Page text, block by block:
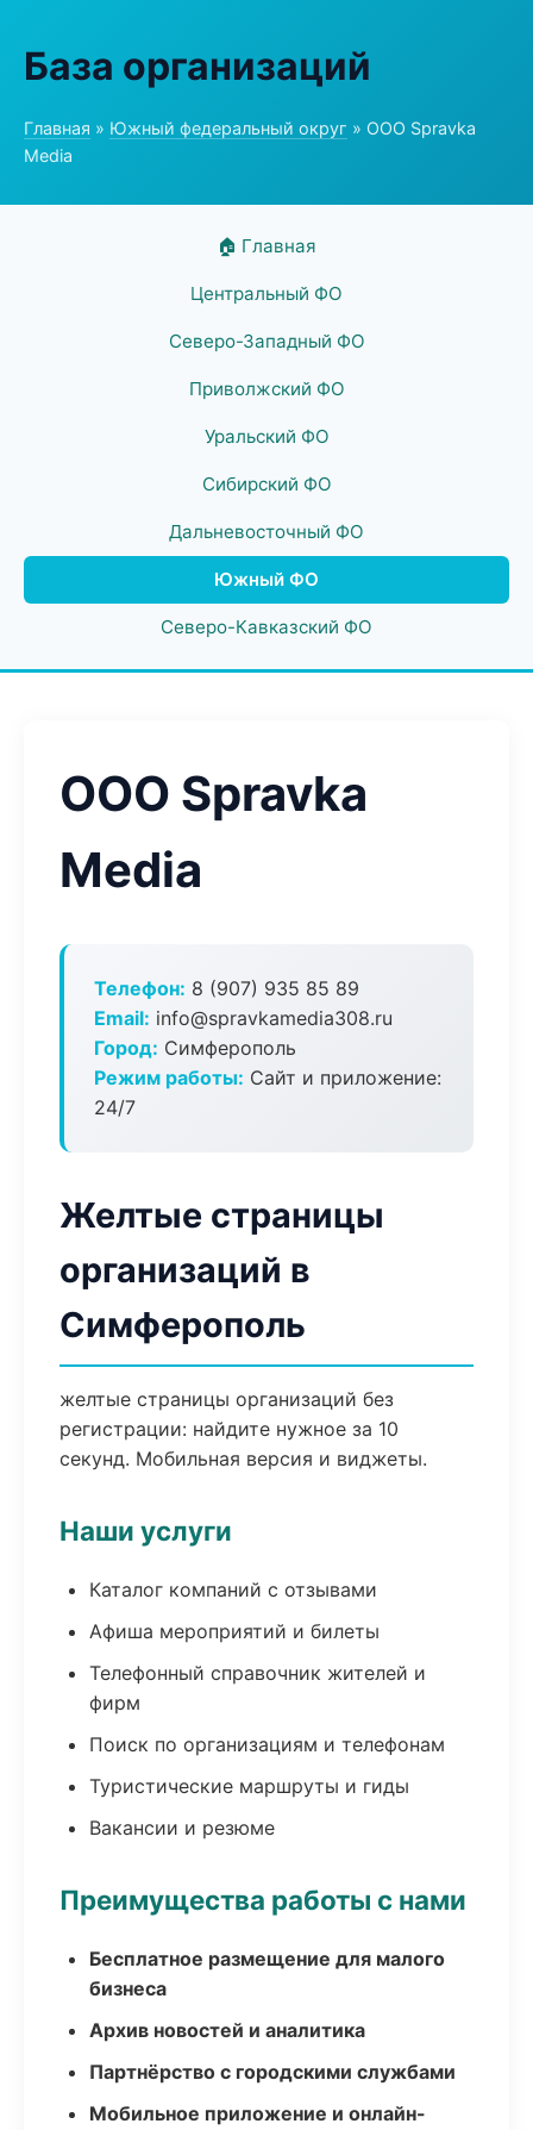
База организаций
Главная » Южный федеральный округ » ООО Spravka
Media
🏠 Главная
Центральный ФО
Северо-Западный ФО
Приволжский ФО
Уральский ФО
Сибирский ФО
Дальневосточный ФО
Южный ФО
Северо-Кавказский ФО
ООО Spravka
Media
Телефон: 8 (907) 935 85 89
Email: info@spravkamedia308.ru
Город: Симферополь
Режим работы: Сайт и приложение:
24/7
Желтые страницы
организаций в
Симферополь
желтые страницы организаций без
регистрации: найдите нужное за 10
секунд. Мобильная версия и виджеты.
Наши услуги
Каталог компаний с отзывами
Афиша мероприятий и билеты
Телефонный справочник жителей и
фирм
Поиск по организациям и телефонам
Туристические маршруты и гиды
Вакансии и резюме
Преимущества работы с нами
Бесплатное размещение для малого
бизнеса
Архив новостей и аналитика
Партнёрство с городскими службами
Мобильное приложение и онлайн-